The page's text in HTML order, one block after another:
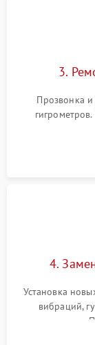
3.
Прозвонка
управления,
Проверка
4.
Установка
вибраций,
элементов
фильтров